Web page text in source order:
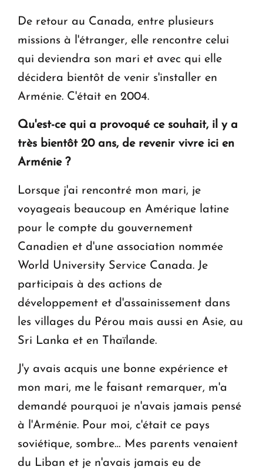
De retour au Canada, entre plusieurs
missions à l'étranger, elle rencontre celui
qui deviendra son mari et avec qui elle
décidera bientôt de venir s'installer en
Arménie. C'était en 2004.
Qu'est-ce qui a provoqué ce souhait, il y a
très bientôt 20 ans, de revenir vivre ici en
Arménie ?
Lorsque j'ai rencontré mon mari, je
voyageais beaucoup en Amérique latine
pour le compte du gouvernement
Canadien et d'une association nommée
World University Service Canada. Je
participais à des actions de
développement et d'assainissement dans
les villages du Pérou mais aussi en Asie, au
Sri Lanka et en Thaïlande.
J'y avais acquis une bonne expérience et
mon mari, me le faisant remarquer, m'a
demandé pourquoi je n'avais jamais pensé
à l'Arménie. Pour moi, c'était ce pays
soviétique, sombre… Mes parents venaient
du Liban et je n'avais jamais eu de